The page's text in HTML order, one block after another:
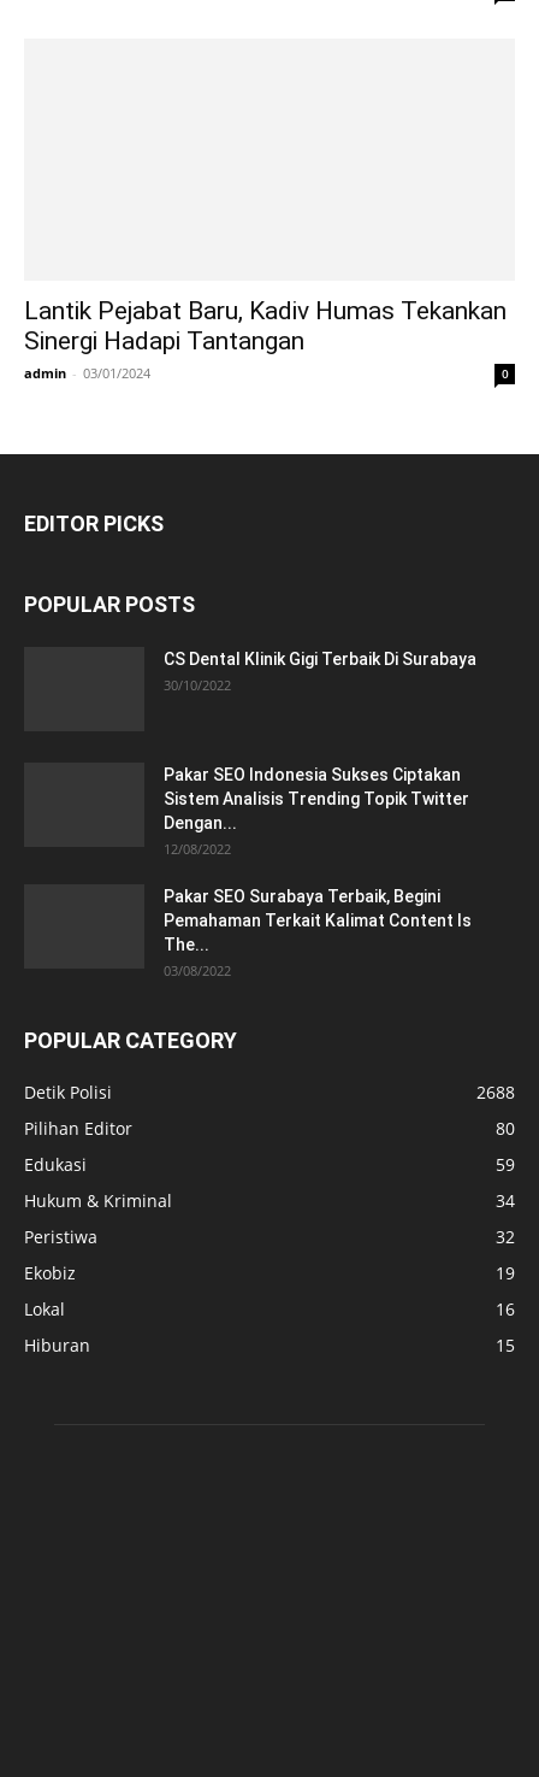
Lantik Pejabat Baru, Kadiv Humas Tekankan
Sinergi Hadapi Tantangan
admin - 03/01/2024 0
EDITOR PICKS
POPULAR POSTS
CS Dental Klinik Gigi Terbaik Di Surabaya
30/10/2022
Pakar SEO Indonesia Sukses Ciptakan
Sistem Analisis Trending Topik Twitter
Dengan...
12/08/2022
Pakar SEO Surabaya Terbaik, Begini
Pemahaman Terkait Kalimat Content Is
The...
03/08/2022
POPULAR CATEGORY
Detik Polisi
2688
Pilihan Editor
80
Edukasi
59
Hukum & Kriminal
34
Peristiwa
32
Ekobiz
19
Lokal
16
Hiburan
15